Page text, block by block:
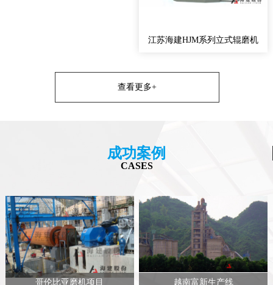
江苏海建HJM系列立式辊磨机
查看更多+
成功案例
CASES
哥伦比亚磨机项目 越南富新生产线